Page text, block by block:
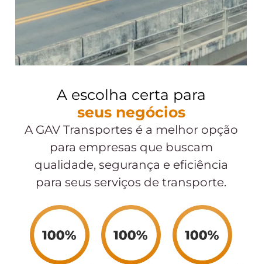
A escolha certa para
seus negócios
A GAV Transportes é a melhor opção
para empresas que buscam
qualidade, segurança e eficiência
para seus serviços de transporte.